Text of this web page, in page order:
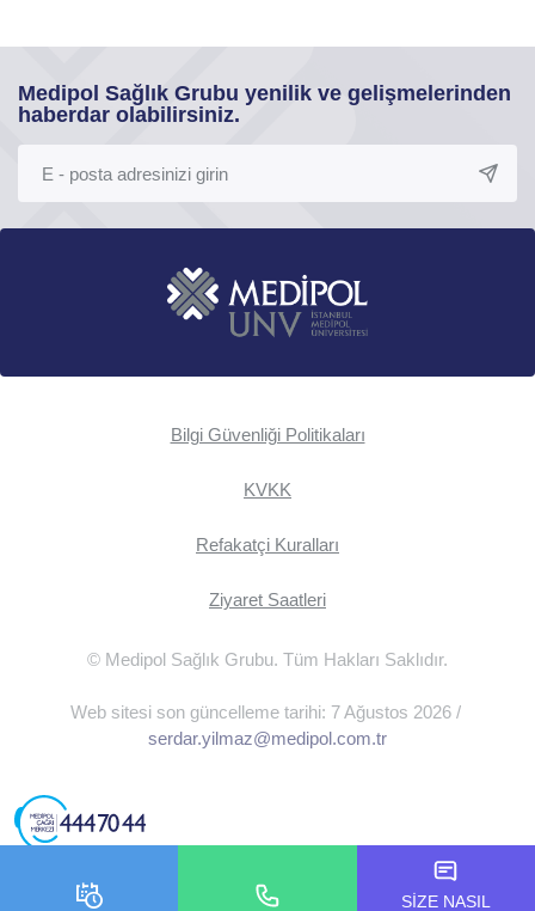
Medipol Sağlık Grubu yenilik ve gelişmelerinden
haberdar olabilirsiniz.
Bilgi Güvenliği Politikaları
KVKK
Refakatçi Kuralları
Ziyaret Saatleri
© Medipol Sağlık Grubu. Tüm Hakları Saklıdır.
Web sitesi son güncelleme tarihi: 7 Ağustos 2026 /
serdar.yilmaz@medipol.com.tr
SİZE NASIL